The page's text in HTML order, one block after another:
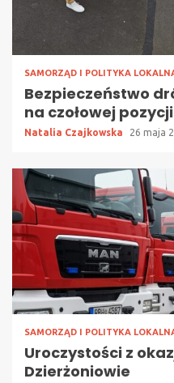
SAMORZĄD I POLITYKA
Bezpieczeństwo
na czołowej
Natalia Czajkowska 26 maja
SAMORZĄD I POLITYKA
Uroczystości z
Dzierżoniowie